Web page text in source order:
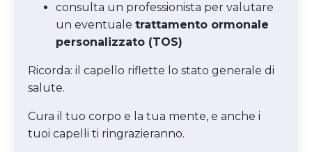
consulta un professionista per valutare
un eventuale trattamento ormonale
personalizzato (TOS)
Ricorda: il capello riflette lo stato generale di
salute.
Cura il tuo corpo e la tua mente, e anche i
tuoi capelli ti ringrazieranno.